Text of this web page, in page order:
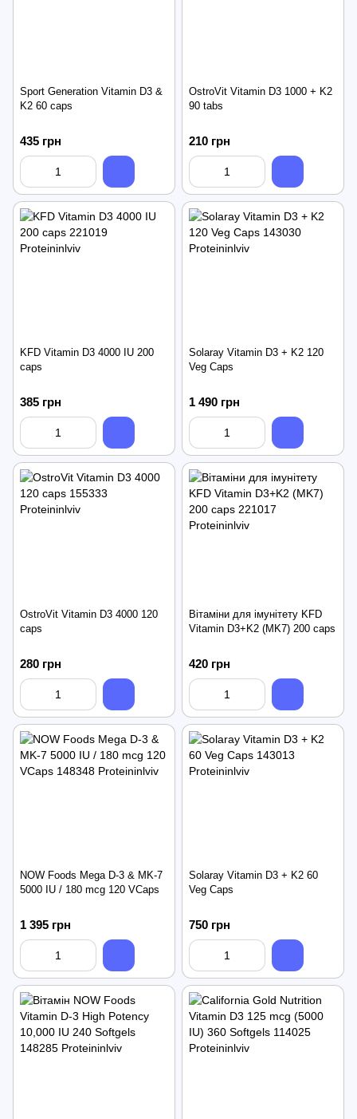
Sport Generation Vitamin D3 &
K2 60 caps
435 грн
OstroVit Vitamin D3 1000 + K2
90 tabs
210 грн
KFD Vitamin D3 4000 IU 200
caps
385 грн
Solaray Vitamin D3 + K2 120
Veg Caps
1 490 грн
OstroVit Vitamin D3 4000 120
caps
280 грн
Вітаміни для імунітету KFD
Vitamin D3+K2 (MK7) 200 caps
420 грн
NOW Foods Mega D-3 & MK-7
5000 IU / 180 mcg 120 VCaps
1 395 грн
Solaray Vitamin D3 + K2 60
Veg Caps
750 грн